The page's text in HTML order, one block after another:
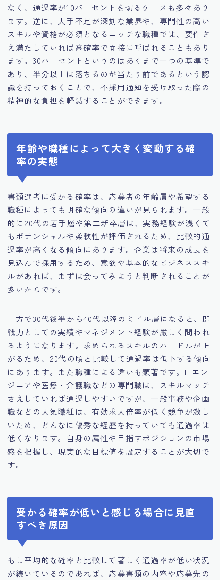
なく、通過率が10パーセントを切るケースも多々あり
ます。逆に、人手不足が深刻な業界や、専門性の高い
スキルや資格が必須となるニッチな職種では、要件さ
え満たしていれば高確率で面接に呼ばれることもあり
ます。30パーセントというのはあくまで一つの基準で
あり、半分以上は落ちるのが当たり前であるという認
識を持っておくことで、不採用通知を受け取った際の
精神的な負担を軽減することができます。
年齢や職種によって大きく変動する確
率の実態
書類選考に受かる確率は、応募者の年齢層や希望する
職種によっても明確な傾向の違いが見られます。一般
的に20代の若手層や第二新卒層は、実務経験が浅くて
もポテンシャルや柔軟性が評価されるため、比較的通
過率が高くなる傾向にあります。企業は将来の成長を
見込んで採用するため、意欲や基本的なビジネススキ
ルがあれば、まずは会ってみようと判断されることが
多いからです。
一方で30代後半から40代以降のミドル層になると、即
戦力としての実績やマネジメント経験が厳しく問われ
るようになります。求められるスキルのハードルが上
がるため、20代の頃と比較して通過率は低下する傾向
にあります。また職種による違いも顕著です。ITエン
ジニアや医療・介護職などの専門職は、スキルマッチ
さえしていれば通過しやすいですが、一般事務や企画
職などの人気職種は、有効求人倍率が低く競争が激し
いため、どんなに優秀な経歴を持っていても通過率は
低くなります。自身の属性や目指すポジションの市場
感を把握し、現実的な目標値を設定することが大切で
す。
受かる確率が低いと感じる場合に見直
すべき原因
もし平均的な確率と比較して著しく通過率が低い状況
が続いているのであれば、応募書類の内容や応募先の